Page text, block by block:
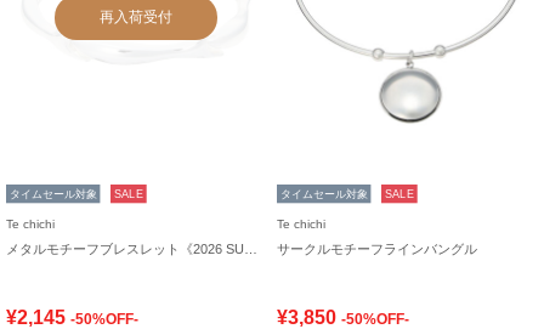
再入荷受付
タイムセール対象 SALE
Te chichi
¥2,145 -50%OFF-
タイムセール対象 SALE
Te chichi
サークルモチーフラインバングル
¥3,850 -50%OFF-